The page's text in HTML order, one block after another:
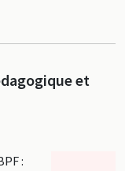
et
: